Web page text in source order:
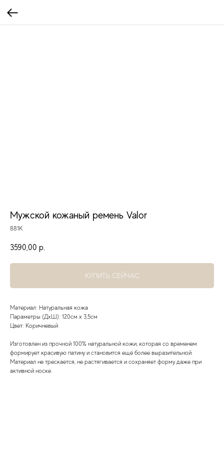
Мужской кожаный ремень Valor
881К
3590,00 р.
КУПИТЬ СЕЙЧАС
Материал: Натуральная кожа
Параметры (ДхШ): 120см х 3,5см
Цвет: Коричневый
Изготовлен из прочной 100% натуральной кожи, которая со временем
формирует красивую патину и становится ещё более выразительной.
Материал не трескается, не растягивается и сохраняет форму даже при
активной носке.